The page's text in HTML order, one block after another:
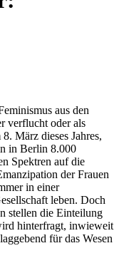
aus den
verflucht oder als
März dieses Jahres,
in Berlin 8.000
Spektren auf die
der Frauen
in einer
leben. Doch
stellen die Einteilung
hinterfragt, inwieweit
für das Wesen